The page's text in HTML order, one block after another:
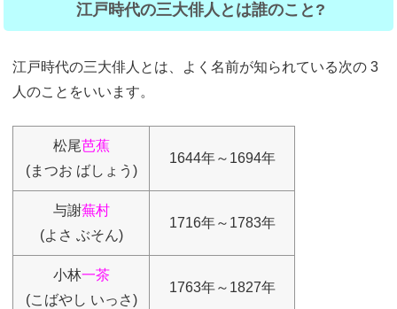
江戸時代の三大俳人とは誰のこと?
江戸時代の三大俳人とは、よく名前が知られている次の 3
人のことをいいます。
松尾芭蕉
(まつお ばしょう)
1644年～1694年
与謝蕪村
(よさ ぶそん)
1716年～1783年
小林一茶
(こばやし いっさ)
1763年～1827年